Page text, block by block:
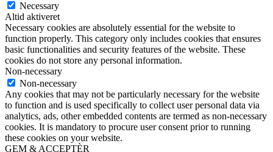
Necessary
Altid aktiveret
Necessary cookies are absolutely essential for the website to
function properly. This category only includes cookies that ensures
basic functionalities and security features of the website. These
cookies do not store any personal information.
Non-necessary
Non-necessary
Any cookies that may not be particularly necessary for the website
to function and is used specifically to collect user personal data via
analytics, ads, other embedded contents are termed as non-necessary
cookies. It is mandatory to procure user consent prior to running
these cookies on your website.
GEM & ACCEPTÈR